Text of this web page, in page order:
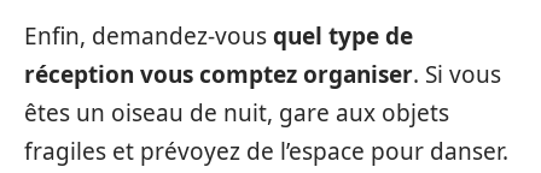
Enfin, demandez-vousquel type de
réception vous comptez organiser. Si vous
êtes un oiseau de nuit, gare aux objets
fragiles et prévoyez de l’espace pour danser.